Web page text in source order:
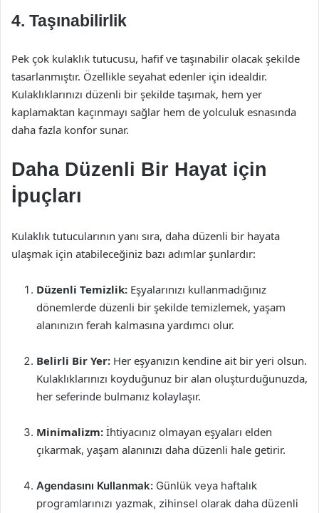
4. Taşınabilirlik
Pek çok kulaklık tutucusu, hafif ve taşınabilir olacak şekilde
tasarlanmıştır. Özellikle seyahat edenler için idealdir.
Kulaklıklarınızı düzenli bir şekilde taşımak, hem yer
kaplamaktan kaçınmayı sağlar hem de yolculuk esnasında
daha fazla konfor sunar.
Daha Düzenli Bir Hayat için
İpuçları
Kulaklık tutucularının yanı sıra, daha düzenli bir hayata
ulaşmak için atabileceğiniz bazı adımlar şunlardır:
Düzenli Temizlik: Eşyalarınızı kullanmadığınız
dönemlerde düzenli bir şekilde temizlemek, yaşam
alanınızın ferah kalmasına yardımcı olur.
Belirli Bir Yer: Her eşyanızın kendine ait bir yeri olsun.
Kulaklıklarınızı koyduğunuz bir alan oluşturduğunuzda,
her seferinde bulmanız kolaylaşır.
Minimalizm: İhtiyacınız olmayan eşyaları elden
çıkarmak, yaşam alanınızı daha düzenli hale getirir.
Agendasını Kullanmak: Günlük veya haftalık
programlarınızı yazmak, zihinsel olarak daha düzenli